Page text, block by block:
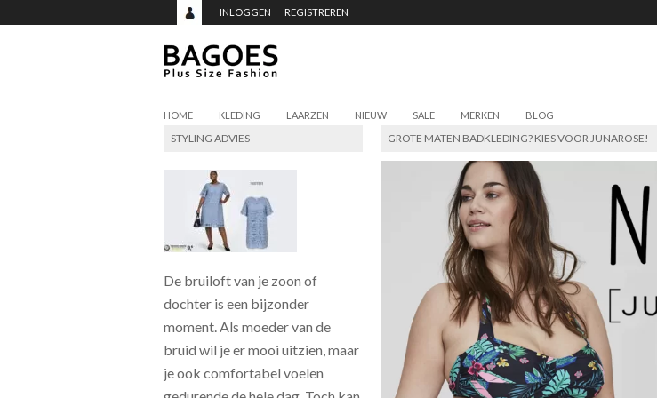
INLOGGEN REGISTREREN
HOME KLEDING LAARZEN NIEUW SALE MERKEN BLOG
GROTE MATEN BADKLEDING? KIES VOOR JUNAROSE!
STYLING ADVIES
De bruiloft van je zoon of
dochter is een bijzonder
moment. Als moeder van de
bruid wil je er mooi uitzien, maar
je ook comfortabel voelen